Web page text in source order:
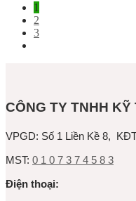
1
2
3
CÔNG TY TNHH
VPGD: Số 1 Liền Kề 8,
MST: 0 1 0 7 3 7 4 5 8 3
Ðiện thoại: